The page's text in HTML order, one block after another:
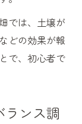
では、土壌が
どの効果が報
で、初心者で
ランス調